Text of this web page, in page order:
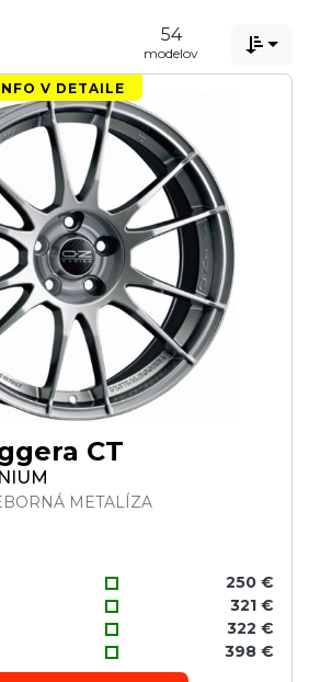
54
modelov 
V DETAILE
CT
METALÍZA
250 €
321 €
322 €
398 €